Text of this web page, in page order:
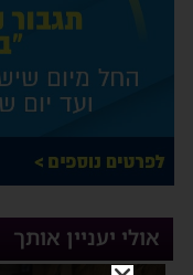
אולי יעניין אותך